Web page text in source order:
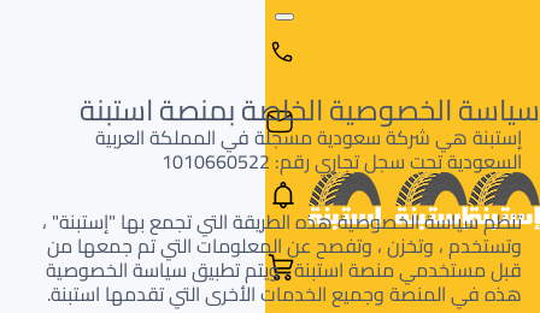
سياسة الخصوصية الخاصة بمنصة استبنة
إستبنة هي شركة سعودية مسجلة في المملكة العربية
السعودية تحت سجل تجاري رقم: 1010660522
تنظم سياسة الخصوصية هذه الطريقة التي تجمع بها "إستبنة" ،
وتستخدم ، وتخزن ، وتفصح عن المعلومات التي تم جمعها من
قبل مستخدمي منصة استبنة ، ويتم تطبيق سياسة الخصوصية
هذه في المنصة وجميع الخدمات الأخرى التي تقدمها استبنة.